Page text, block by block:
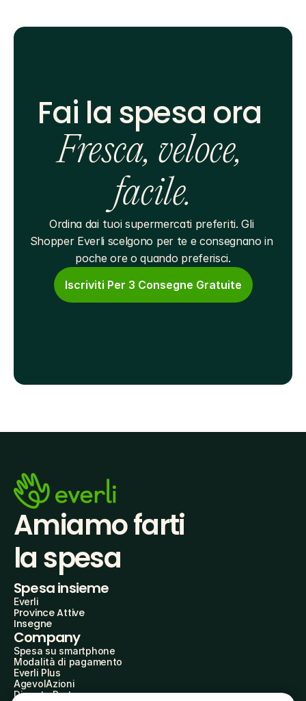
Fai la spesa ora
Fresca, veloce,
facile.
Ordina dai tuoi supermercati preferiti. Gli
Shopper Everli scelgono per te e consegnano in
poche ore o quando preferisci.
Iscriviti Per 3 Consegne Gratuite
Amiamo farti
la spesa
Spesa insieme
Everli
Province Attive
Insegne
Company
Spesa su smartphone
Modalità di pagamento
Everli Plus
AgevolAzioni
Diventa Partner